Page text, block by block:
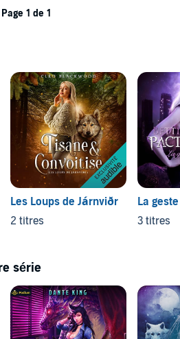
Page 1 de 1
Les Loups de Járnviðr
2 titres
La
3 titres
série